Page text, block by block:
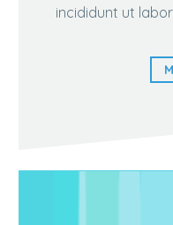
incididunt ut